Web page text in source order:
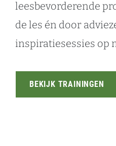
leesbevorderende
de les én door
inspiratiesessies op
BEKIJK TRAININGEN